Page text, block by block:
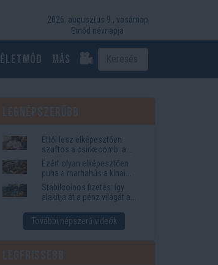
2026. augusztus 9., vasárnap
Emőd névnapja
Életmód más
Ettől lesz elképesztően
szaftos a csirkecomb: a
sörös pác a titok
Ezért olyan elképesztően
puha a marhahús a kínai
éttermekben
Stabilcoinos fizetés: így
alakítja át a pénz világát a
Western Union
További népszerű videók